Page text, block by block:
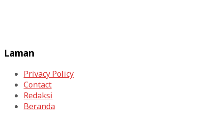
Laman
Privacy Policy
Contact
Redaksi
Beranda